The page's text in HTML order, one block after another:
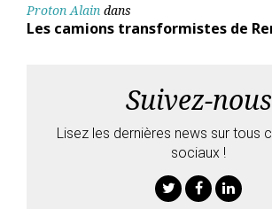
Proton Alain dans
Les camions transformistes de
Suivez-nous
Lisez les dernières news sur tous
sociaux !